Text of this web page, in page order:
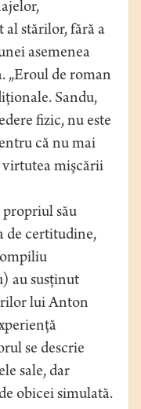
stărilor, fără a
asemenea
„Eroul de roman
Sandu,
fizic, nu este
că nu mai
mişcării
său
de certitudine,
au susţinut
lui Anton
se descrie
sale, dar
obicei simulată.